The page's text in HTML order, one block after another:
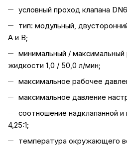
условный проход клапана
тип: модульный,
А и В;
минимальный / максимальный
жидкости 1,0 / 50,0 л/мин;
максимальное рабочее
максимальное давление
соотношение надклапанной
4,25:1;
температура окружающего